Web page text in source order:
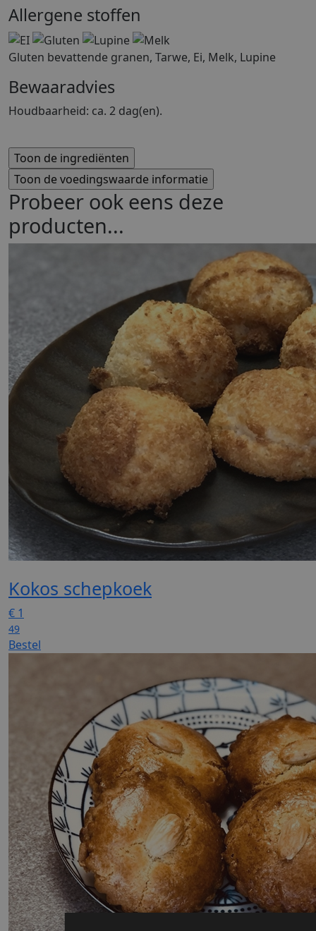
Allergene stoffen
Gluten bevattende granen, Tarwe, Ei, Melk, Lupine
Bewaaradvies
Houdbaarheid: ca. 2 dag(en).
Probeer ook eens deze
producten...
Kokos schepkoek
€ 1
49
Bestel